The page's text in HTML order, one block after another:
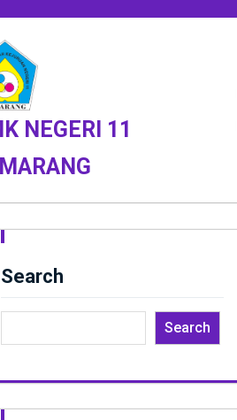
NEGERI 11
Search
Search